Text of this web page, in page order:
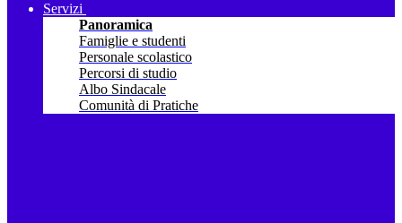
Servizi
Panoramica
Famiglie e studenti
Personale scolastico
Percorsi di studio
Albo Sindacale
Comunità di Pratiche